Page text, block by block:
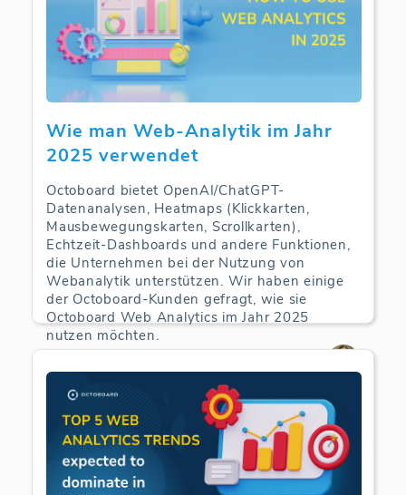
Wie man Web-Analytik im Jahr
2025 verwendet
Octoboard bietet OpenAI/ChatGPT-
Datenanalysen, Heatmaps (Klickkarten,
Mausbewegungskarten, Scrollkarten),
Echtzeit-Dashboards und andere Funktionen,
die Unternehmen bei der Nutzung von
Webanalytik unterstützen. Wir haben einige
der Octoboard-Kunden gefragt, wie sie
Octoboard Web Analytics im Jahr 2025
nutzen möchten.